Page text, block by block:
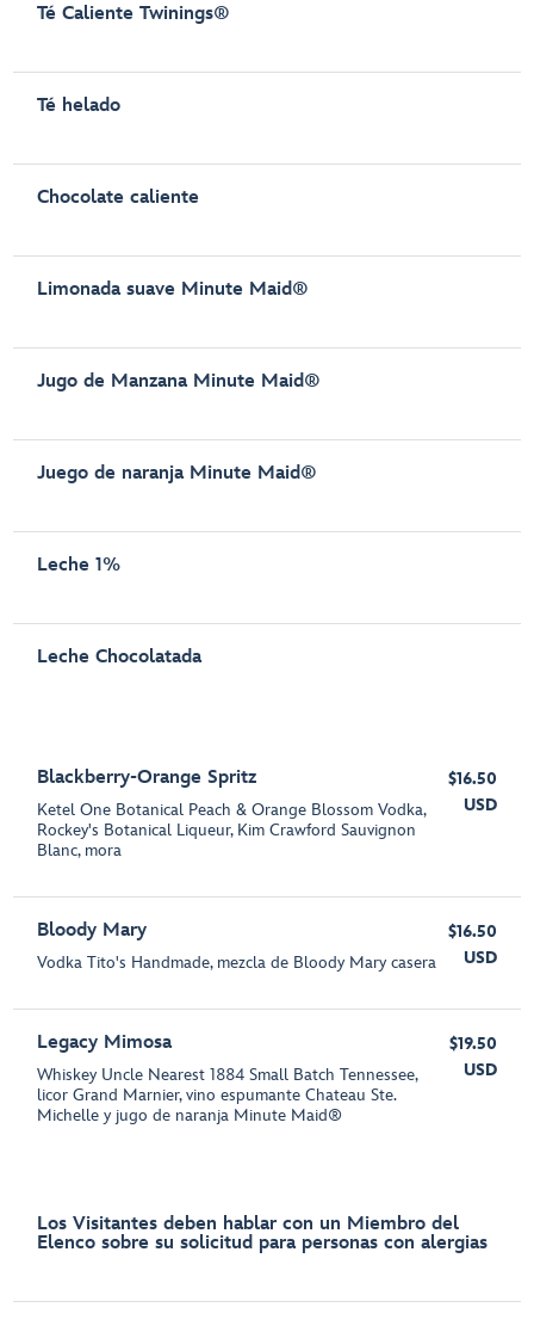
Té Caliente Twinings®
Té helado
Chocolate caliente
Limonada suave Minute Maid®
Jugo de Manzana Minute Maid®
Juego de naranja Minute Maid®
Leche 1%
Leche Chocolatada
Blackberry-Orange Spritz
Ketel One Botanical Peach & Orange Blossom Vodka,
Rockey's Botanical Liqueur, Kim Crawford Sauvignon
Blanc, mora
$16.50
USD
Bloody Mary
Vodka Tito's Handmade, mezcla de Bloody Mary casera
$16.50
USD
Legacy Mimosa
Whiskey Uncle Nearest 1884 Small Batch Tennessee,
licor Grand Marnier, vino espumante Chateau Ste.
Michelle y jugo de naranja Minute Maid®
$19.50
USD
Los Visitantes deben hablar con un Miembro del
Elenco sobre su solicitud para personas con alergias